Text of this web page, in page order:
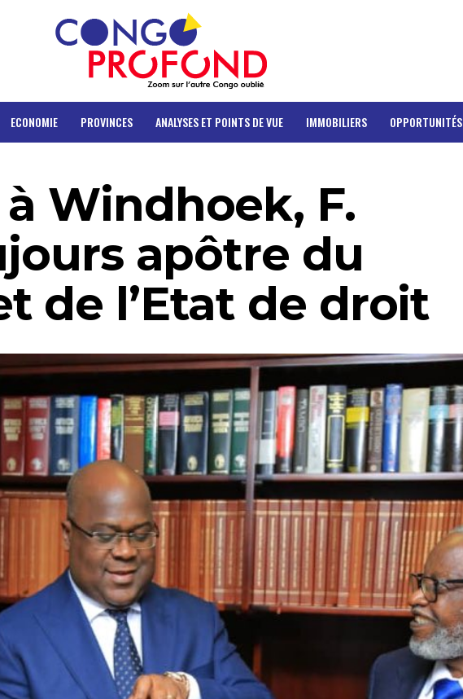
ECONOMIE PROVINCES ANALYSES ET POINTS DE VUE IMMOBILIERS OPPORTUNITÉS
Windhoek, F.
apôtre du
de l’Etat de droit